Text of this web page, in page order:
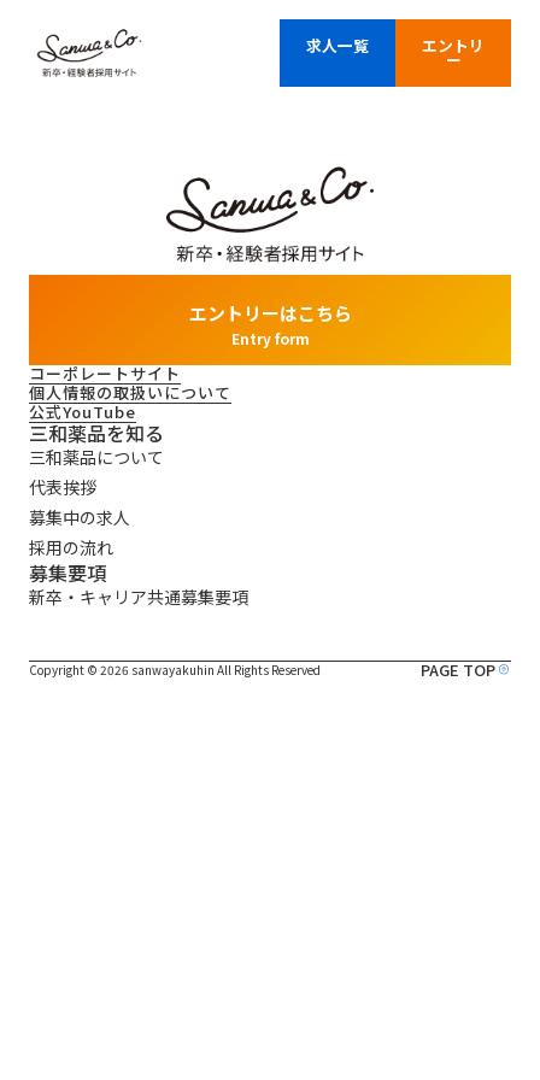
求人一覧 エントリ
ー
エントリーはこちら
Entry form
コーポレートサイト
個人情報の取扱いについて
公式YouTube
三和薬品を知る
三和薬品について
代表挨拶
募集中の求人
採用の流れ
募集要項
新卒・キャリア共通募集要項
Copyright © 2026 sanwayakuhin All Rights Reserved️ PAGE TOP